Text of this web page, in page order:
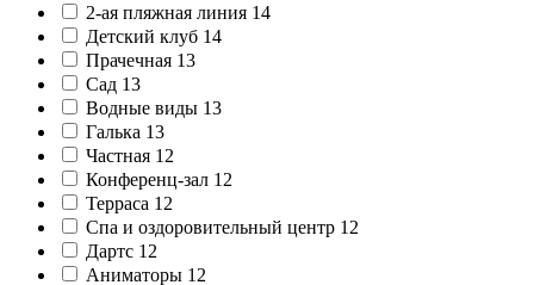
2-ая пляжная линия 14
Детский клуб 14
Прачечная 13
Сад 13
Водные виды 13
Галька 13
Частная 12
Конференц-зал 12
Терраса 12
Спа и оздоровительный центр 12
Дартс 12
Аниматоры 12